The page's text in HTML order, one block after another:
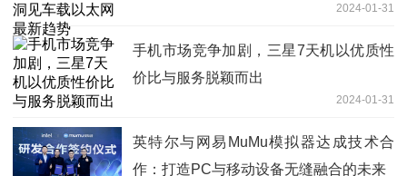
2024-01-31
手机市场竞争加剧，三星7天机以优质性
价比与服务脱颖而出
2024-01-31
英特尔与网易MuMu模拟器达成技术合
作：打造PC与移动设备无缝融合的未来